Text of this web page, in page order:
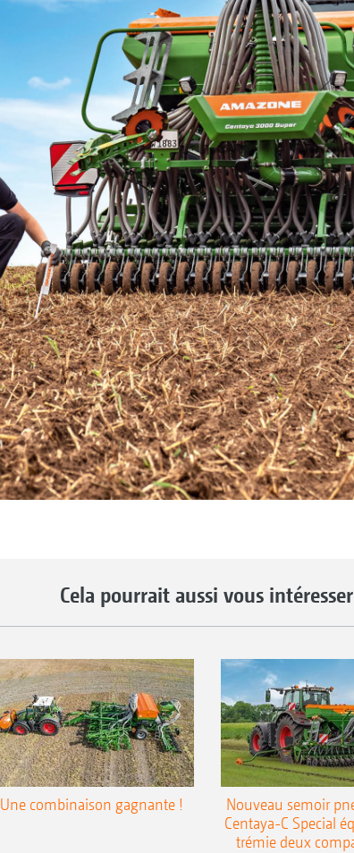
Cela pourrait aussi vous intéresser
Une combinaison gagnante !
Nouveau semoir
Centaya-C Special
trémie deux